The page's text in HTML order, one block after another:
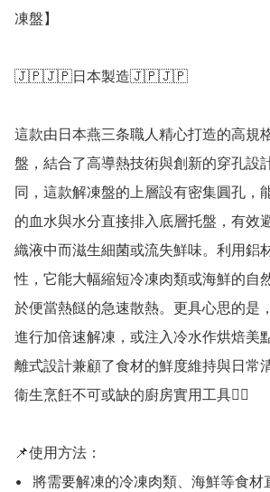
凍盤】
🇯🇵🇯🇵日本製造🇯🇵🇯🇵
這款由日本燕三条職人精心打造的高規
盤，結合了高導熱技術與創新的穿孔設
同，這款解凍盤的上層設有密集圓孔，
的血水與水分直接排入底層托盤，有效
織液中而滋生細菌或流失鮮味。利用鋁
性，它能大幅縮短冷凍肉類或海鮮的自
於便當熱餸的急速散熱。更具心思的是
進行加倍速解凍，或注入冷水作烘焙美
離式設計兼顧了食材的鮮度維持與日常
衞生烹飪不可或缺的廚房實用工具👍🏻
📌使用方法：
•	將需要解凍的冷凍肉類、海鮮等食材直接平鋪於黑色鋁